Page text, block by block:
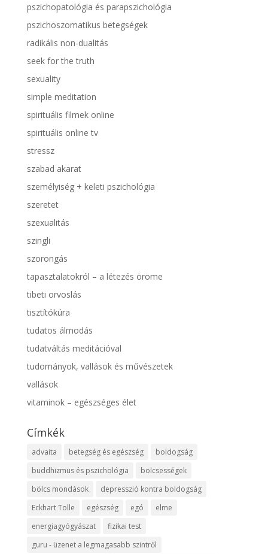
pszichopatológia és parapszichológia
pszichoszomatikus betegségek
radikális non-dualitás
seek for the truth
sexuality
simple meditation
spirituális filmek online
spirituális online tv
stressz
szabad akarat
személyiség + keleti pszichológia
szeretet
szexualitás
szingli
szorongás
tapasztalatokról – a létezés öröme
tibeti orvoslás
tisztítókúra
tudatos álmodás
tudatváltás meditációval
tudományok, vallások és művészetek
vallások
vitaminok – egészséges élet
Címkék
advaita betegség és egészség
boldogság
buddhizmus és pszichológia
bölcsességek
bölcs mondások
depresszió kontra boldogság
Eckhart Tolle
egészség egó
elme
energiagyógyászat
fizikai test
guru - üzenet a legmagasabb szintről